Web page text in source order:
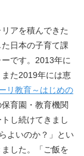
アを積んできた
日本の子育て課
です。2013年に
また2019年には恵
リ教育～はじめの
育園・教育機関
し続けてきまし
よいのか？」とい
した。「ご飯を